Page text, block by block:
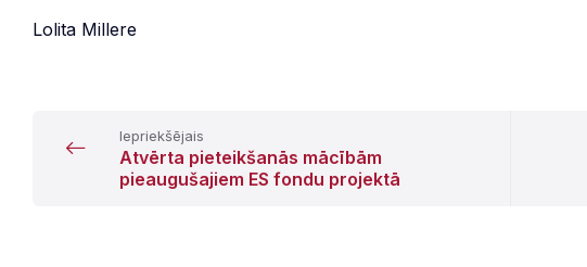
Lolita Millere
Iepriekšējais
Atvērta pieteikšanās mācībām
pieaugušajiem ES fondu projektā